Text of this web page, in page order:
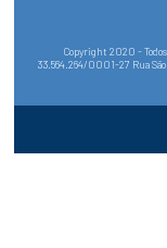
Copyright 2020 -
33.564.264/0001-27 Rua